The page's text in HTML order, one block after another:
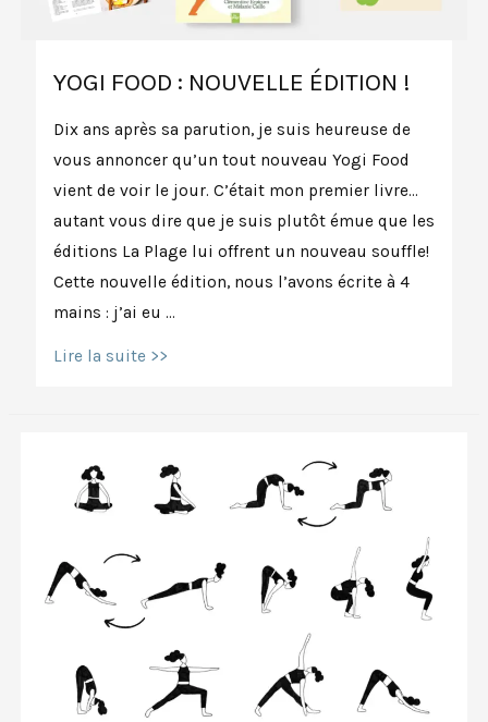
YOGI FOOD : NOUVELLE ÉDITION !
Dix ans après sa parution, je suis heureuse de
vous annoncer qu’un tout nouveau Yogi Food
vient de voir le jour. C’était mon premier livre…
autant vous dire que je suis plutôt émue que les
éditions La Plage lui offrent un nouveau souffle!
Cette nouvelle édition, nous l’avons écrite à 4
mains : j’ai eu …
Yogi
Lire la suite >>